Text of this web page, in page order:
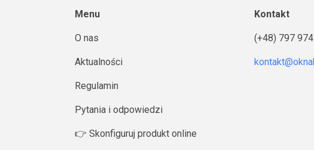
Menu
O nas
Aktualności
Regulamin
Pytania i odpowiedzi
👉 Skonfiguruj produkt online
Kontakt
(+48) 797